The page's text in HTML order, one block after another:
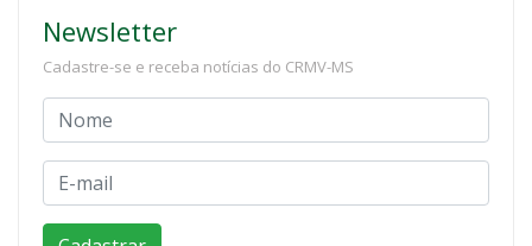
Newsletter
Cadastre-se e receba notícias do CRMV-MS